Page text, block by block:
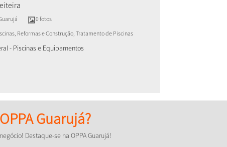
0 fotos
Reformas e Construção, Tratamento de Piscinas
- Piscinas e Equipamentos
OPPA Guarujá?
Destaque-se na OPPA Guarujá!